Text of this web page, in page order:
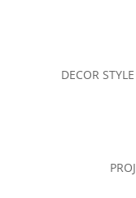
DECOR